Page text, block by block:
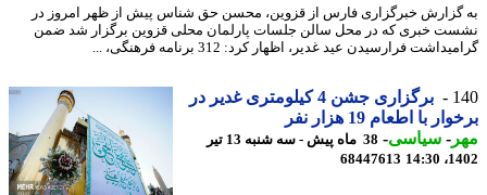
خبرگزاری فارس از قزوین، محسن حق شناس پیش از ظهر امروز در
خبری که در محل سالن جلسات پارلمان محلی قزوین برگزار شد ضمن
فرارسیدن عید غدیر، اظهار کرد: 312 برنامه فرهنگی، ...
برگزاری جشن 4 کیلومتری غدیر در
با اطعام 19 هزار نفر
-سیاسی-
38 ماه پیش - سه شنبه 13 تیر
68447613